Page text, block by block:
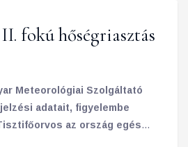
fokú hőségriasztás
Meteorológiai Szolgáltató
adatait, figyelembe
az ország egész